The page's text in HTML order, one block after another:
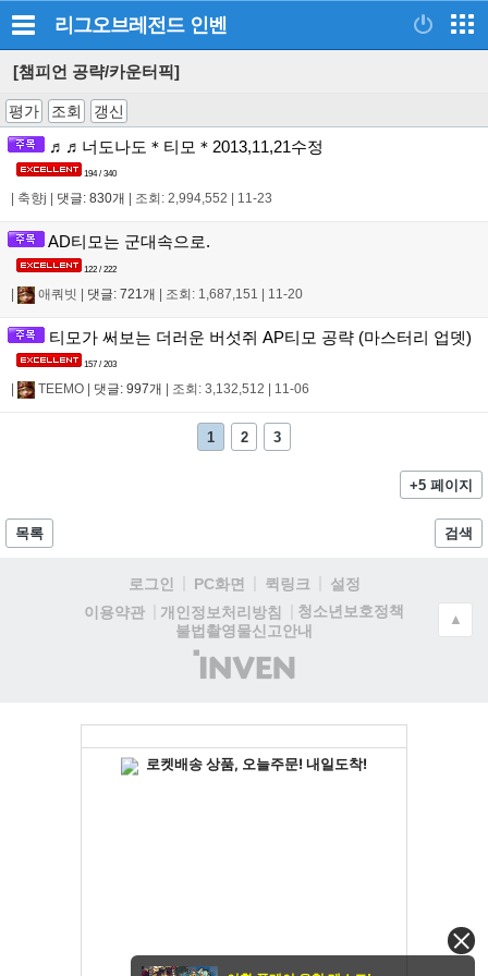
리그오브레전드 인벤
[챔피언 공략/카운터픽]
평가 조회 갱신
♬♬너도나도＊티모＊2013,11,21수정
194 / 340
축향j 댓글: 830개 조회: 2,994,552 11-23
AD티모는 군대속으로.
122 / 222
| 애쿼빗 | 댓글: 721개 | 조회: 1,687,151 | 11-20
티모가 써보는 더러운 버섯쥐 AP티모 공략 (마스터리 업뎃)
157 / 203
TEEMO 댓글: 997개 조회: 3,132,512 11-06
1 2 3
+5 페이지
목록 검색
로그인 PC화면 퀵링크
설정
이용약관
개인정보처리방침
청소년보호정책
불법촬영물신고안내
(주)
인
▲